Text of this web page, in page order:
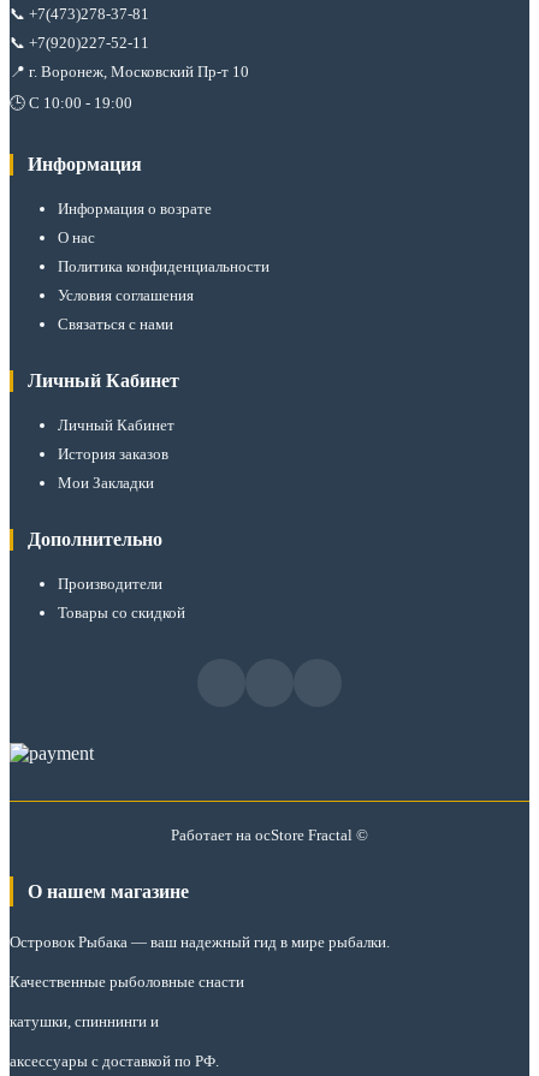
📞 +7(473)278-37-81
📞 +7(920)227-52-11
📍 г. Воронеж, Московский Пр-т 10
🕒 С 10:00 - 19:00
Информация
Информация о возрате
О нас
Политика конфиденциальности
Условия соглашения
Связаться с нами
Личный Кабинет
Личный Кабинет
История заказов
Мои Закладки
Дополнительно
Производители
Товары со скидкой
Работает на ocStore Fractal ©
О нашем магазине
Островок Рыбака — ваш надежный гид в мире рыбалки.
Качественные рыболовные снасти
катушки, спиннинги и
аксессуары с доставкой по РФ.